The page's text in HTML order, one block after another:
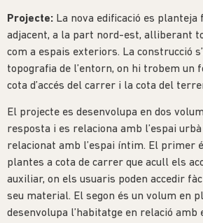
Projecte: La nova edificació es
adjacent, a la part nord-est, alliberant
com a espais exteriors. La construcció
topografia de l’entorn, on hi trobem un
cota d’accés del carrer i la cota del
El projecte es desenvolupa en dos
resposta i es relaciona amb l’espai
relacionat amb l’espai íntim. El primer
plantes a cota de carrer que acull els
auxiliar, on els usuaris poden accedir
seu material. El segon és un volum en
desenvolupa l’habitatge en relació